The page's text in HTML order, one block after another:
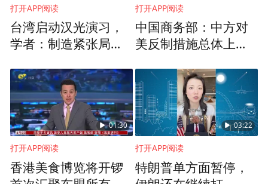
打开APP阅读
台湾启动汉光演习，
学者：制造紧张局势
打开APP阅读
中国商务部：中方对
美反制措施总体上克
01:30
打开APP阅读
香港美食博览将开锣
03:22
打开APP阅读
特朗普单方面暂停，